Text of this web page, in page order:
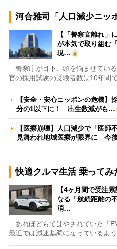
河合雅司「人口減少ニッ
【「警察官離れ」
が本気で取り組む
現…
警察庁が目下、頭を悩ませてい
官の採用試験の受験者数は10年間
【安全・安心ニッポンの危機】
分の1以下に！ 出生数減がも…
【医療崩壊】人口減少で「医師
見舞われ地域医療が限界に 今
快適クルマ生活 乗ってみ
【4ヶ月間で受注
なる「航続距離の
消…
あれほどもてはやされていた「
最近では減速基調になっているよ